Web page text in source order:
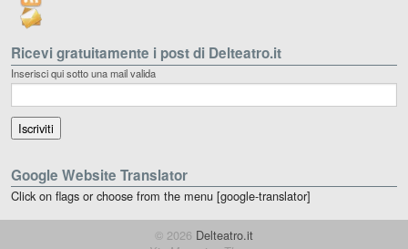
Ricevi gratuitamente i post di Delteatro.it
Inserisci qui sotto una mail valida
Google Website Translator
Click on flags or choose from the menu [google-translator]
© 2026 Delteatro.it